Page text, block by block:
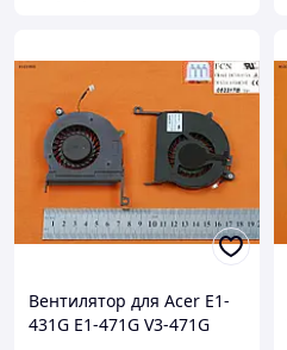
Вентилятор для Acer E1-
431G E1-471G V3-471G